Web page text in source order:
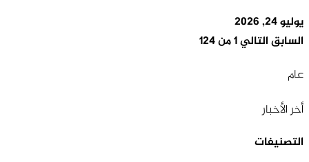
يوليو 24, 2026
السابقالتالي1 من 124
عام
أخر الأخبار
التصنيفات